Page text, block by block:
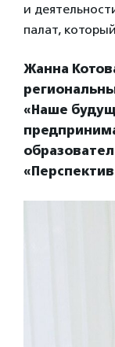
и
палат,
Жанна
«Наше